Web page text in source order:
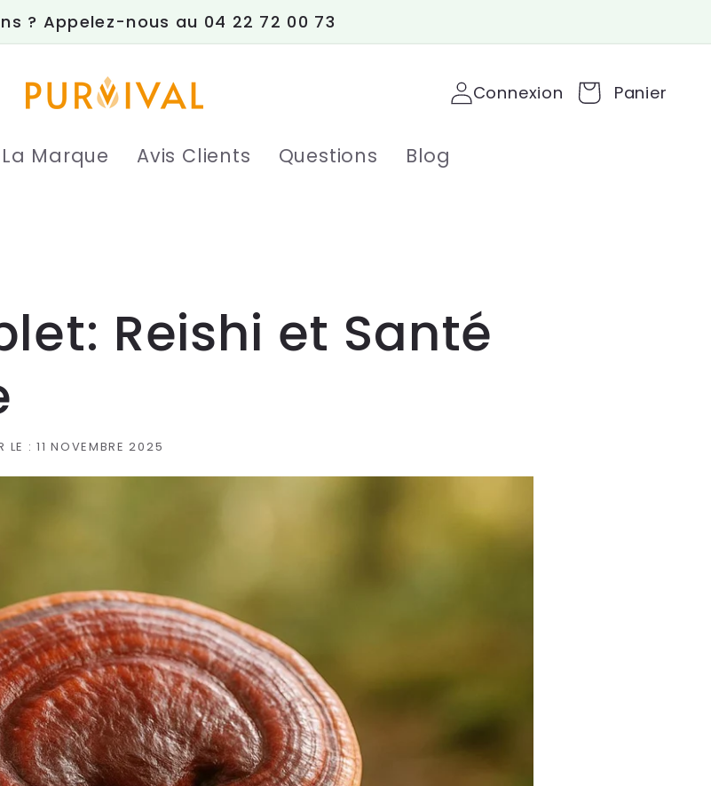
? Appelez-nous au 04 22 72 00 73
La Marque Avis Clients Questions Blog
Connexion Panier
Reishi et Santé
LE :11 NOVEMBRE 2025